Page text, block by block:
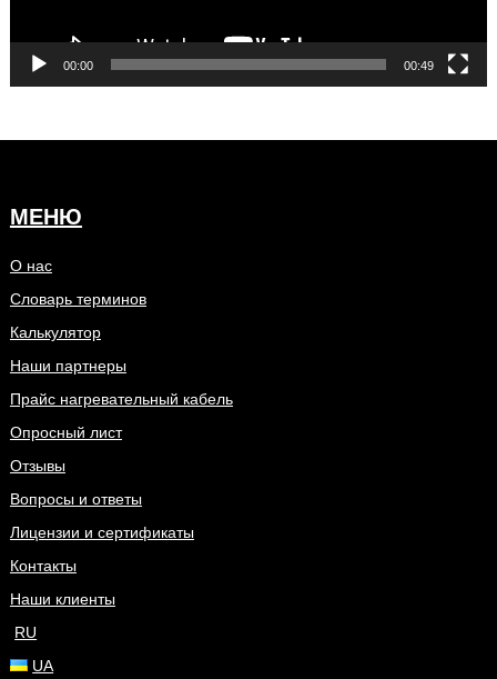
00:00 00:49
МЕНЮ
О нас
Словарь терминов
Калькулятор
Наши партнеры
Прайс нагревательный кабель
Опросный лист
Отзывы
Вопросы и ответы
Лицензии и сертификаты
Контакты
Наши клиенты
RU
UA